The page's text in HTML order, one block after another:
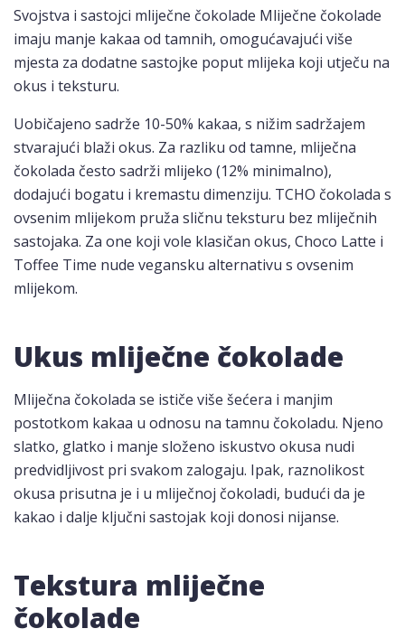
Svojstva i sastojci mliječne čokolade Mliječne čokolade
imaju manje kakaa od tamnih, omogućavajući više
mjesta za dodatne sastojke poput mlijeka koji utječu na
okus i teksturu.
Uobičajeno sadrže 10-50% kakaa, s nižim sadržajem
stvarajući blaži okus. Za razliku od tamne, mliječna
čokolada često sadrži mlijeko (12% minimalno),
dodajući bogatu i kremastu dimenziju. TCHO čokolada s
ovsenim mlijekom pruža sličnu teksturu bez mliječnih
sastojaka. Za one koji vole klasičan okus, Choco Latte i
Toffee Time nude vegansku alternativu s ovsenim
mlijekom.
Ukus mliječne čokolade
Mliječna čokolada se ističe više šećera i manjim
postotkom kakaa u odnosu na tamnu čokoladu. Njeno
slatko, glatko i manje složeno iskustvo okusa nudi
predvidljivost pri svakom zalogaju. Ipak, raznolikost
okusa prisutna je i u mliječnoj čokoladi, budući da je
kakao i dalje ključni sastojak koji donosi nijanse.
Tekstura mliječne
čokolade